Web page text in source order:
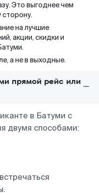
Это выгоднее чем
сторону.
на лучшие
акции, скидки и
а не в выходные.
прямой рейс или
в Батуми с
двумя способами: